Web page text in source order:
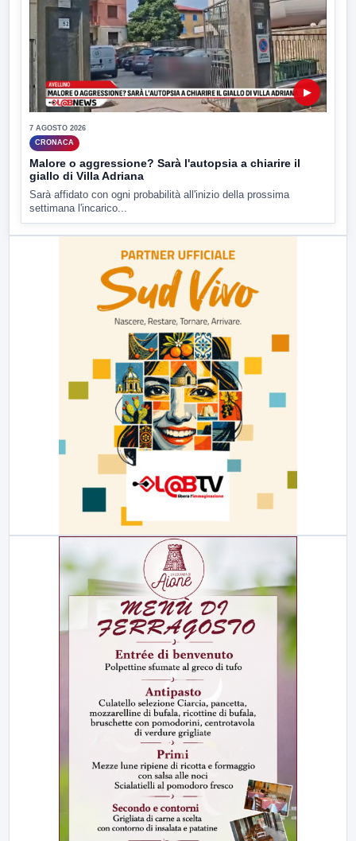
▶
7 AGOSTO 2026
CRONACA
Malore o aggressione? Sarà l'autopsia a chiarire il
giallo di Villa Adriana
Sarà affidato con ogni probabilità all'inizio della prossima
settimana l'incarico...